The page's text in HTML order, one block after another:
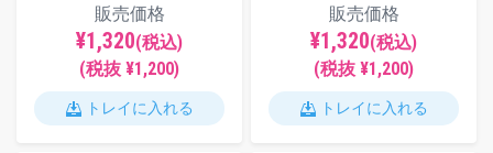
販売価格
¥1,320(税込)
(税抜 ¥1,200)
トレイに入れる
販売価格
¥1,320(税込)
(税抜 ¥1,200)
トレイに入れる